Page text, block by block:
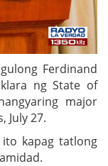
Ferdinand
ng State of
major
July 27.
ito kapag tatlong